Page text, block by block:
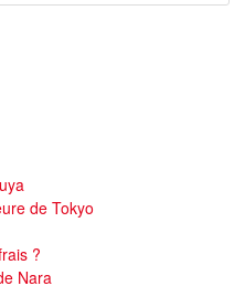
de Tokyo
?
Nara